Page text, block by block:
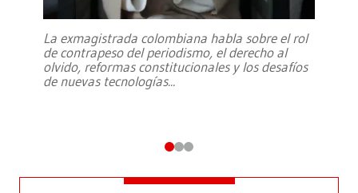
La exmagistrada colombiana habla sobre el rol
de contrapeso del periodismo, el derecho al
olvido, reformas constitucionales y los desafíos
de nuevas tecnologías...